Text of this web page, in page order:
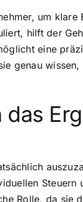
um
hilft der
eine
genau
Rolle, da